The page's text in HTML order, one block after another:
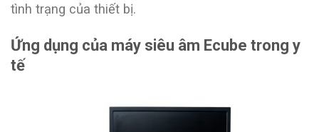
tình trạng của thiết bị.
Ứng dụng của máy siêu âm Ecube trong y
tế